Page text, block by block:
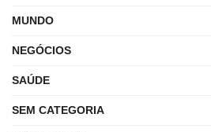
MUNDO
NEGÓCIOS
SAÚDE
SEM CATEGORIA